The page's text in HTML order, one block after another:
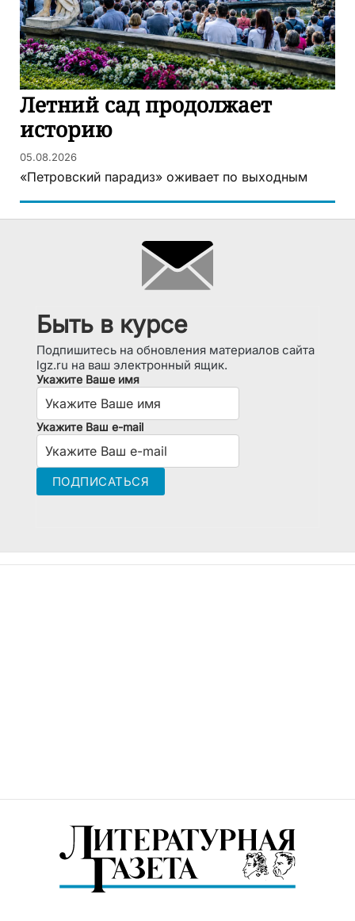
Летний сад продолжает
историю
05.08.2026
«Петровский парадиз» оживает по выходным
Быть в курсе
Подпишитесь на обновления материалов сайта
lgz.ru на ваш электронный ящик.
Укажите Ваше имя
Укажите Ваш e-mail